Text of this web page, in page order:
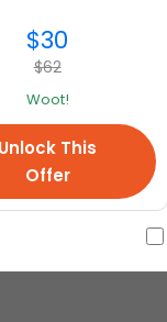
$30
$62
Woot!
Unlock This
Offer